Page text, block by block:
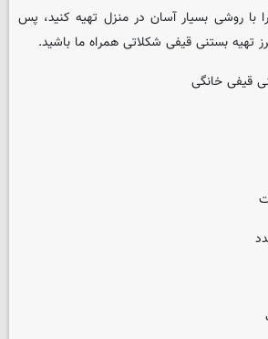
با روشی بسیار آسان در منزل تهیه کنید، پس
تهیه بستنی قیفی شکلاتی همراه ما باشید.
قیفی خانگی